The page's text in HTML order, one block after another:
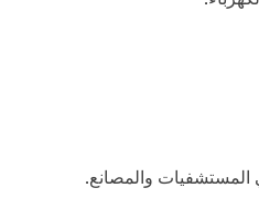
المستشفيات والمصانع.